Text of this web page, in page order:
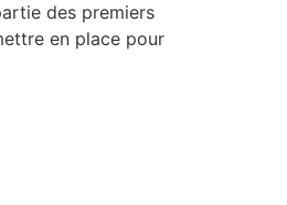
des premiers
en place pour